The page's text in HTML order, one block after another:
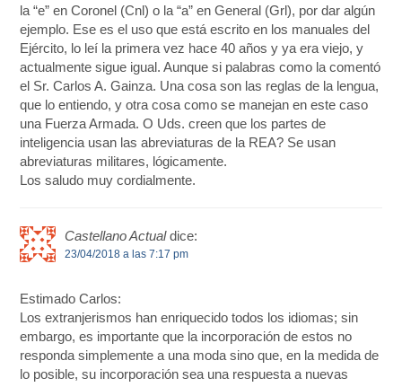
la “e” en Coronel (Cnl) o la “a” en General (Grl), por dar algún
ejemplo. Ese es el uso que está escrito en los manuales del
Ejército, lo leí la primera vez hace 40 años y ya era viejo, y
actualmente sigue igual. Aunque si palabras como la comentó
el Sr. Carlos A. Gainza. Una cosa son las reglas de la lengua,
que lo entiendo, y otra cosa como se manejan en este caso
una Fuerza Armada. O Uds. creen que los partes de
inteligencia usan las abreviaturas de la REA? Se usan
abreviaturas militares, lógicamente.
Los saludo muy cordialmente.
Castellano Actual dice:
23/04/2018 a las 7:17 pm
Estimado Carlos:
Los extranjerismos han enriquecido todos los idiomas; sin
embargo, es importante que la incorporación de estos no
responda simplemente a una moda sino que, en la medida de
lo posible, su incorporación sea una respuesta a nuevas